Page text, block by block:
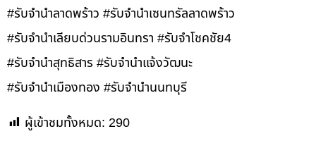
#รับจำนำลาดพร้าว #รับจำนำเซนทรัลลาดพร้าว
#รับจำนำเลียบด่วนรามอินทรา #รับจำโชคชัย4
#รับจำนำสุทธิสาร #รับจำนำแจ้งวัฒนะ
#รับจำนำเมืองทอง #รับจำนำนนทบุรี
ผู้เข้าชมทั้งหมด: 290